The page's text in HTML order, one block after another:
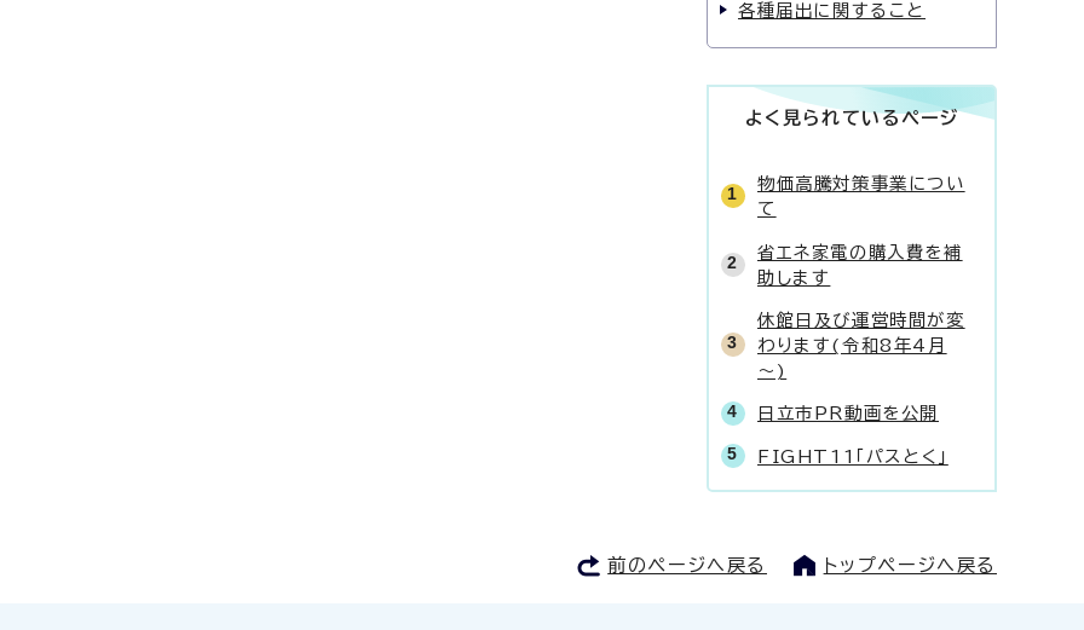
各種届出に関すること
よく見られているページ
物価高騰対策事業につい
て
省エネ家電の購入費を補
助します
休館日及び運営時間が変
わります(令和8年4月
～)
日立市PR動画を公開
FIGHT11「パスとく」
前のページへ戻る トップページへ戻る